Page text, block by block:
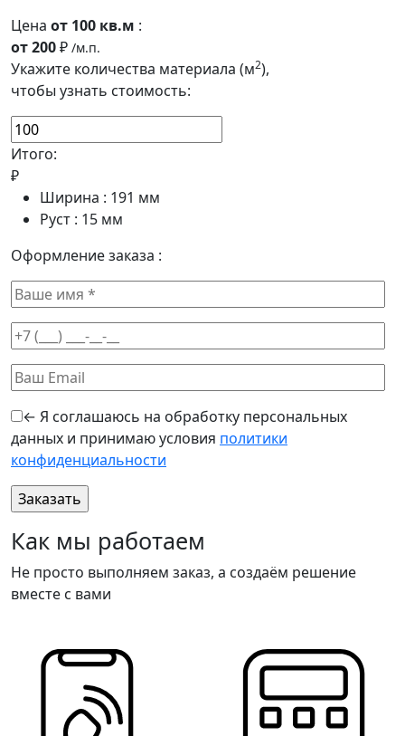
Цена от 100 кв.м :
от 200₽ /м.п.
Укажите количества материала (м2),
чтобы узнать стоимость:
Итого:
₽
Ширина : 191 мм
Руст : 15 мм
Оформление заказа :
← Я соглашаюсь на обработку персональных
данных и принимаю условия политики
конфиденциальности
Как мы работаем
Не просто выполняем заказ, а создаём решение
вместе с вами